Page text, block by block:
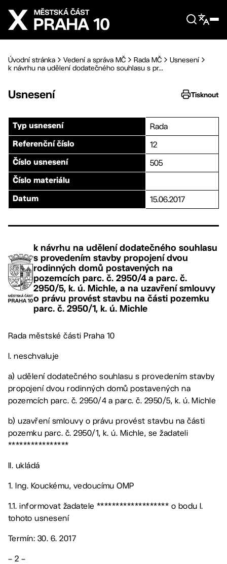
Přejít na hlavní obsah
Úvodní stránka Vedení a správa MČ Rada MČ
Usnesení
k návrhu na udělení dodatečného souhlasu s pr...
Usnesení Tisknout
Typ usnesení Rada
Referenční číslo 12
Číslo usnesení 505
Číslo materiálu
Datum 15.06.2017
k návrhu na udělení dodatečného souhlasu
s provedením stavby propojení dvou
rodinných domů postavených na
pozemcích parc. č. 2950/4 a parc. č.
2950/5, k. ú. Michle, a na uzavření smlouvy
o právu provést stavbu na části pozemku
parc. č. 2950/1, k. ú. Michle
Rada městské části Praha 10
I. neschvaluje
a) udělení dodatečného souhlasu s provedením stavby
propojení dvou rodinných domů postavených na
pozemcích parc. č. 2950/4 a parc. č. 2950/5, k. ú. Michle
b) uzavření smlouvy o právu provést stavbu na části
pozemku parc. č. 2950/1, k. ú. Michle, se žadateli
****************
II. ukládá
1. Ing. Kouckému, vedoucímu OMP
1.1. informovat žadatele ******************* o bodu I.
tohoto usnesení
Termín: 30. 6. 2017
– 2 –